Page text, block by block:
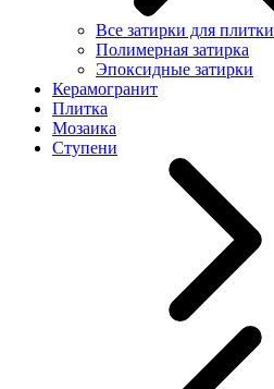
Все затирки для плитки
Полимерная затирка
Эпоксидные затирки
Керамогранит
Плитка
Мозаика
Ступени